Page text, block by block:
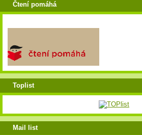
Čtení pomáhá
Toplist
Mail list